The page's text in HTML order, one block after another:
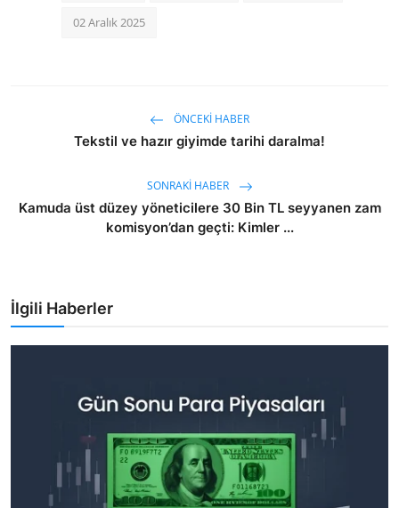
02 Aralık 2025
ÖNCEKI HABER
Tekstil ve hazır giyimde tarihi daralma!
SONRAKI HABER
Kamuda üst düzey yöneticilere 30 Bin TL seyyanen zam
komisyon’dan geçti: Kimler ...
İlgili Haberler